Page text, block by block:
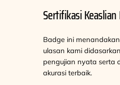
Sertifikasi
Badge ini
ulasan kami
pengujian nyata serta
akurasi terbaik.